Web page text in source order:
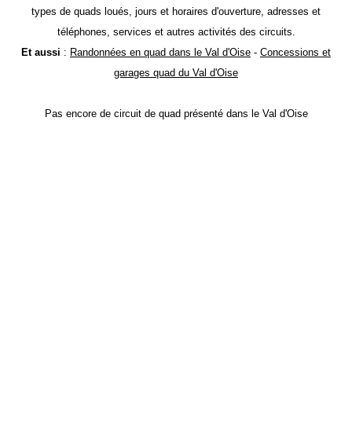
types de quads loués, jours et horaires d'ouverture, adresses et
téléphones, services et autres activités des circuits.
Et aussi : Randonnées en quad dans le Val d'Oise - Concessions et
garages quad du Val d'Oise
Pas encore de circuit de quad présenté dans le Val d'Oise